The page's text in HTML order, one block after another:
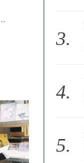
Manchi. 桌上放著五本書，一...